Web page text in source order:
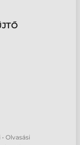
Olvasási